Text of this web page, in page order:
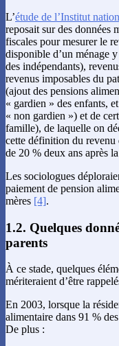
L’étude de l’Institut
reposait sur des données
fiscales pour mesurer le
disponible d’un ménage
des indépendants),
revenus imposables du
(ajout des pensions
« gardien » des enfants,
« non gardien ») et de
famille), de laquelle on
cette définition du revenu
de 20 % deux ans après
Les sociologues
paiement de pension
mères [4].
1.2. Quelques
parents
À ce stade, quelques
mériteraient d’être
En 2003, lorsque la
alimentaire dans 91 %
De plus :